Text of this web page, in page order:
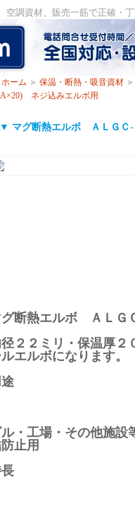
調資材、販売一筋で正確・丁
ホーム ＞ 保温・断熱・吸音資材 ＞
ネジ込みエルボ用
▼ マグ断熱エルボ ＡＬＧＣ
グ断熱エルボ ＡＬＧ
２２ミリ・保温厚２
エルボになります。
ル・工場・その他施設
止用